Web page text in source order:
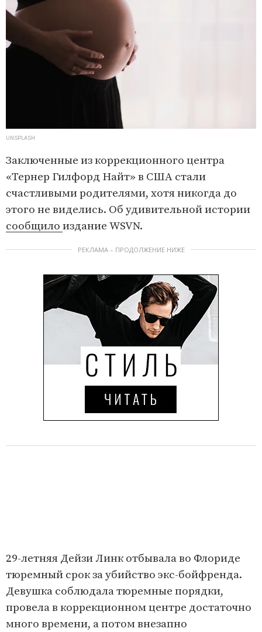
UNSPLASH
Заключенные из коррекционного центра
«Тернер Гилфорд Найт» в США стали
счастливыми родителями, хотя никогда до
этого не виделись. Об удивительной истории
сообщило издание WSVN.
РЕКЛАМА – ПРОДОЛЖЕНИЕ НИЖЕ
29-летняя Дейзи Линк отбывала во Флориде
тюремный срок за убийство экс-бойфренда.
Девушка соблюдала тюремные порядки,
провела в коррекционном центре достаточно
много времени, а потом внезапно